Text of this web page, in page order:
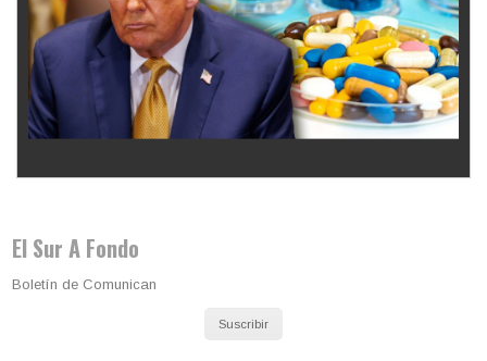
El Sur A Fondo
Boletín de Comunican
Suscribir